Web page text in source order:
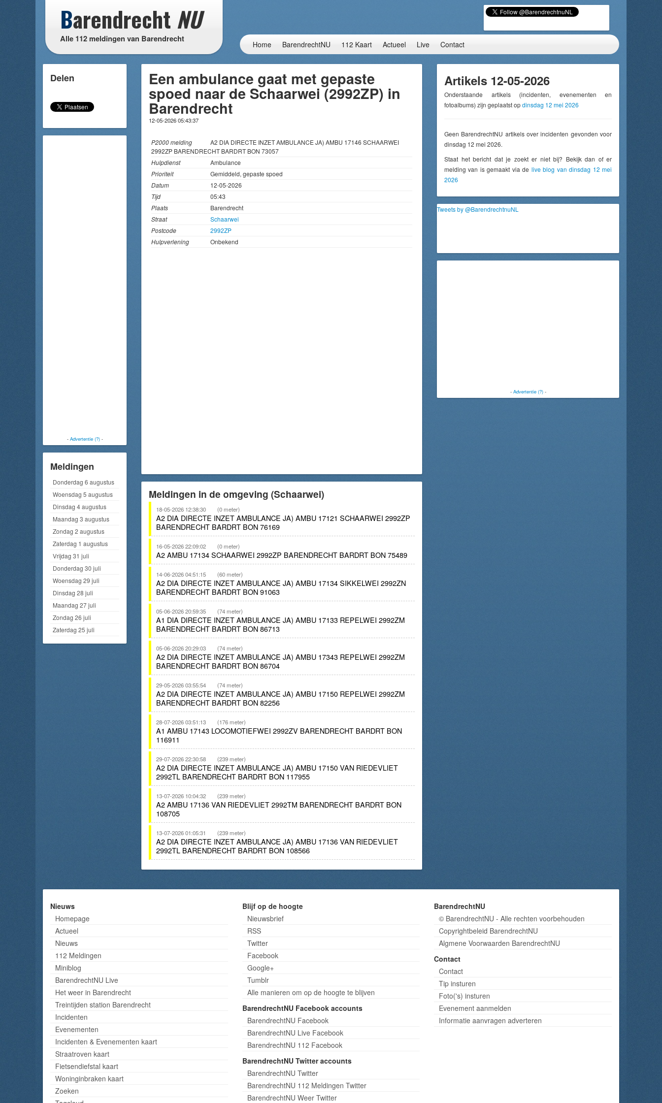
Barendrecht NU
Alle 112 meldingen van Barendrecht
Home BarendrechtNU 112 Kaart Actueel Live Contact
Delen
- Advertentie (?)-
Meldingen
Donderdag 6 augustus
Woensdag 5 augustus
Dinsdag 4 augustus
Maandag 3 augustus
Zondag 2 augustus
Zaterdag 1 augustus
Vrijdag 31 juli
Donderdag 30 juli
Woensdag 29 juli
Dinsdag 28 juli
Maandag 27 juli
Zondag 26 juli
Zaterdag 25 juli
Een ambulance gaat met gepaste
spoed naar de Schaarwei (2992ZP) in
Barendrecht
12-05-2026 05:43:37
P2000 melding
A2 DIA DIRECTE INZET AMBULANCE JA) AMBU 17146 SCHAARWEI
2992ZP BARENDRECHT BARDRT BON 73057
Hulpdienst
Ambulance
Prioriteit
Gemiddeld, gepaste spoed
Datum
12-05-2026
Tijd
05:43
Plaats
Barendrecht
Straat
Schaarwei
Postcode
2992ZP
Hulpverlening
Onbekend
Meldingen in de omgeving (Schaarwei)
18-05-2026 12:38:30 (0 meter)
A2 DIA DIRECTE INZET AMBULANCE JA) AMBU 17121 SCHAARWEI 2992ZP
BARENDRECHT BARDRT BON 76169
16-05-2026 22:09:02 (0 meter)
A2 AMBU 17134 SCHAARWEI 2992ZP BARENDRECHT BARDRT BON 75489
14-06-2026 04:51:15 (60 meter)
A2 DIA DIRECTE INZET AMBULANCE JA) AMBU 17134 SIKKELWEI 2992ZN
BARENDRECHT BARDRT BON 91063
05-06-2026 20:59:35 (74 meter)
A1 DIA DIRECTE INZET AMBULANCE JA) AMBU 17133 REPELWEI 2992ZM
BARENDRECHT BARDRT BON 86713
05-06-2026 20:29:03 (74 meter)
A2 DIA DIRECTE INZET AMBULANCE JA) AMBU 17343 REPELWEI 2992ZM
BARENDRECHT BARDRT BON 86704
29-05-2026 03:55:54 (74 meter)
A2 DIA DIRECTE INZET AMBULANCE JA) AMBU 17150 REPELWEI 2992ZM
BARENDRECHT BARDRT BON 82256
28-07-2026 03:51:13 (176 meter)
A1 AMBU 17143 LOCOMOTIEFWEI 2992ZV BARENDRECHT BARDRT BON
116911
29-07-2026 22:30:58 (239 meter)
A2 DIA DIRECTE INZET AMBULANCE JA) AMBU 17150 VAN RIEDEVLIET
2992TL BARENDRECHT BARDRT BON 117955
13-07-2026 10:04:32 (239 meter)
A2 AMBU 17136 VAN RIEDEVLIET 2992TM BARENDRECHT BARDRT BON
108705
13-07-2026 01:05:31 (239 meter)
A2 DIA DIRECTE INZET AMBULANCE JA) AMBU 17136 VAN RIEDEVLIET
2992TL BARENDRECHT BARDRT BON 108566
Artikels 12-05-2026
Onderstaande artikels (incidenten, evenementen en
fotoalbums) zijn geplaatst opdinsdag 12 mei 2026
Geen BarendrechtNU artikels over incidenten gevonden voor
dinsdag 12 mei 2026.
Staat het bericht dat je zoekt er niet bij? Bekijk dan of er
melding van is gemaakt via de live blog van dinsdag 12 mei
2026
Tweets by @BarendrechtnuNL
- Advertentie (?)-
Nieuws
Homepage
Actueel
Nieuws
112 Meldingen
Miniblog
BarendrechtNU Live
Het weer in Barendrecht
Treintijden station Barendrecht
Incidenten
Evenementen
Incidenten & Evenementen kaart
Straatroven kaart
Fietsendiefstal kaart
Woninginbraken kaart
Zoeken
Blijf op de hoogte
Nieuwsbrief
RSS
Twitter
Facebook
Google+
Tumblr
Alle manieren om op de hoogte te blijven
BarendrechtNU Facebook accounts
BarendrechtNU Facebook
BarendrechtNU Live Facebook
BarendrechtNU 112 Facebook
BarendrechtNU Twitter accounts
BarendrechtNU Twitter
BarendrechtNU 112 Meldingen Twitter
BarendrechtNU Weer Twitter
BarendrechtNU
© BarendrechtNU - Alle rechten voorbehouden
Copyrightbeleid BarendrechtNU
Algmene Voorwaarden BarendrechtNU
Contact
Contact
Tip insturen
Foto('s) insturen
Evenement aanmelden
Informatie aanvragen adverteren